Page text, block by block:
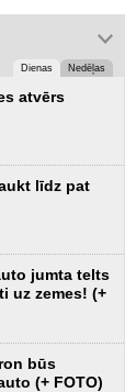
Dienas Nedēļas
atvērs
līdz pat
jumta telts
uz zemes! (+
būs
(+ FOTO)